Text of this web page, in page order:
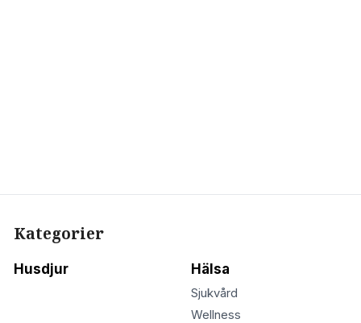
Kategorier
Husdjur Hälsa
Sjukvård
Wellness